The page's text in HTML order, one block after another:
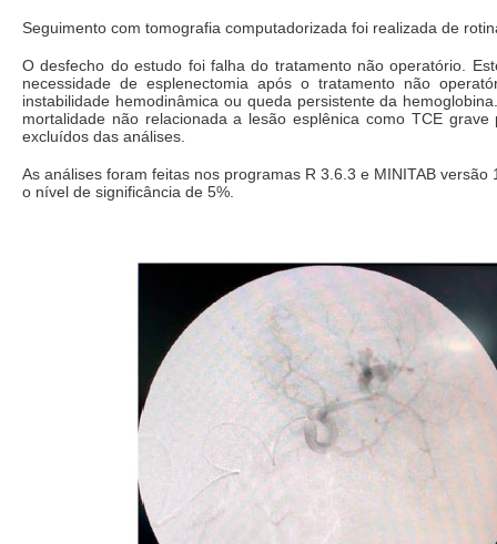
Seguimento com tomografia computadorizada foi realizada de
O desfecho do estudo foi falha do tratamento não operatório.
necessidade de esplenectomia após o tratamento não
instabilidade hemodinâmica ou queda persistente da
mortalidade não relacionada a lesão esplênica como TCE grave
excluídos das análises.
As análises foram feitas nos programas R 3.6.3 e MINITAB versão
o nível de significância de 5%.